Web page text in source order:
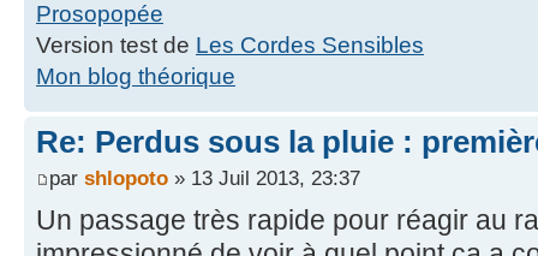
Prosopopée
Version test de Les Cordes Sensibles
Mon blog théorique
Re: Perdus sous la pluie :
par shlopoto » 13 Juil 2013, 23:37
Un passage très rapide pour réagir au